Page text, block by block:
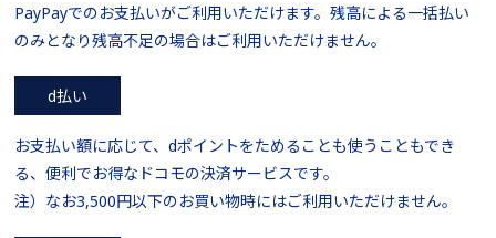
PayPayでのお支払いがご利用いただけます。残高による一括払い
のみとなり残高不足の場合はご利用いただけません。
d払い
お支払い額に応じて、dポイントをためることも使うこともでき
る、便利でお得なドコモの決済サービスです。
注）なお3,500円以下のお買い物時にはご利用いただけません。